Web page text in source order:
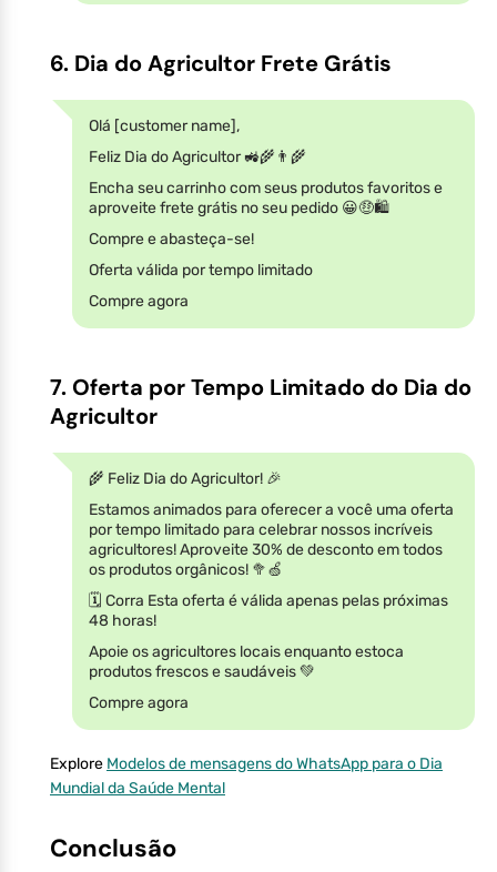
6. Dia do Agricultor Frete Grátis
Olá [customer name],
Feliz Dia do Agricultor 🚜🌾👨‍🌾
Encha seu carrinho com seus produtos favoritos e
aproveite frete grátis no seu pedido 😀🤑🛍
Compre e abasteça-se!
Oferta válida por tempo limitado
Compre agora
7. Oferta por Tempo Limitado do Dia do
Agricultor
🌾 Feliz Dia do Agricultor! 🎉
Estamos animados para oferecer a você uma oferta
por tempo limitado para celebrar nossos incríveis
agricultores! Aproveite 30% de desconto em todos
os produtos orgânicos! 🥦🍏
🗓️ Corra Esta oferta é válida apenas pelas próximas
48 horas!
Apoie os agricultores locais enquanto estoca
produtos frescos e saudáveis 💚
Compre agora
Explore Modelos de mensagens do WhatsApp para o Dia
Mundial da Saúde Mental
Conclusão